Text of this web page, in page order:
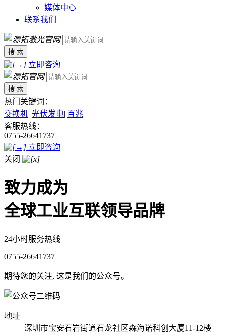
媒体中心
联系我们
搜 索
立即咨询
搜 索
热门关键词：
交换机| 光伏发电| 百兆
客服热线：
0755-26641737
立即咨询
关闭
致力成为
全球工业互联领导品牌
24小时服务热线
0755-26641737
期待您的关注, 这是我们的公众号。
地址
深圳市宝安石岩街道石龙社区森海诺科创大厦11-12楼